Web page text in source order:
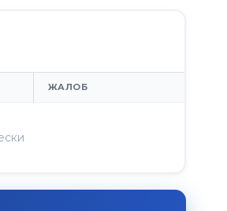
ЖАЛОБ